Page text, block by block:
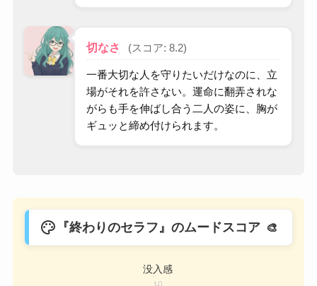
切なさ (スコア: 8.2)
一番大切な人を守りたいだけなのに、立
場がそれを許さない。運命に翻弄されな
がらも手を伸ばし合う二人の姿に、胸が
ギュッと締め付けられます。
palette 『終わりのセラフ』のムードスコア